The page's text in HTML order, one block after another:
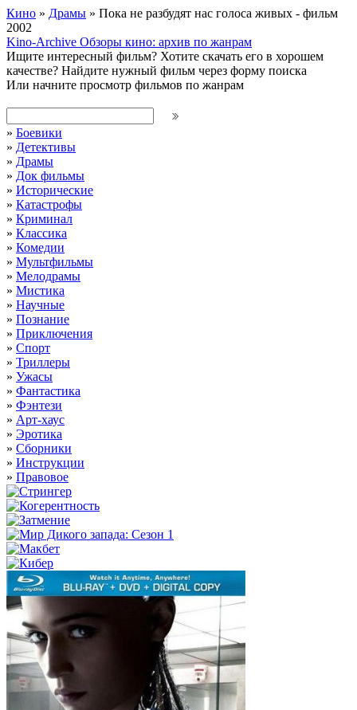
Кино » Драмы » Пока не разбудят нас голоса живых - фильм
2002
Kino-Archive Обзоры кино: архив по жанрам
Ищите интересный фильм? Хотите скачать его в хорошем
качестве? Найдите нужный фильм через форму поиска
Или начните просмотр фильмов по жанрам
» Боевики
» Детективы
» Драмы
» Док фильмы
» Исторические
» Катастрофы
» Криминал
» Классика
» Комедии
» Мультфильмы
» Мелодрамы
» Мистика
» Научные
» Познание
» Приключения
» Спорт
» Триллеры
» Ужасы
» Фантастика
» Фэнтези
» Арт-хаус
» Эротика
» Сборники
» Инструкции
» Правовое